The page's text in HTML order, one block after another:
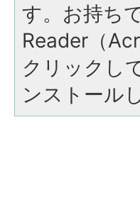
す。お持ち
Reader（
クリックし
ンストール